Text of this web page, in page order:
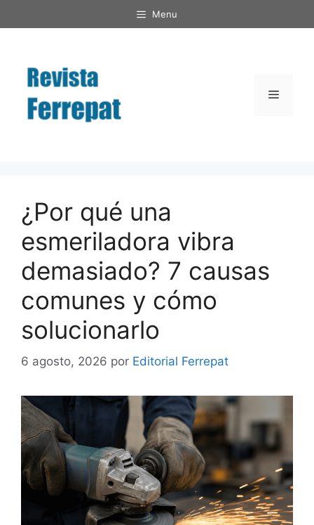
al
Menu
Menú
¿Por qué una
esmeriladora vibra
demasiado? 7 causas
comunes y cómo
solucionarlo
6 agosto, 2026 por Editorial Ferrepat